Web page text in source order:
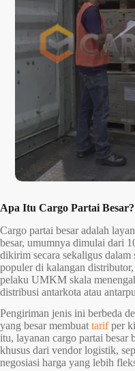
Apa Itu Cargo Partai Besar?
Cargo partai besar adalah
besar, umumnya dimulai dari
dikirim secara sekaligus
populer di kalangan
pelaku UMKM skala
distribusi antarkota atau
Pengiriman jenis ini berbeda
yang besar membuat tarifper
itu, layanan cargo partai besar
khusus dari vendor logistik,
negosiasi harga yang lebih